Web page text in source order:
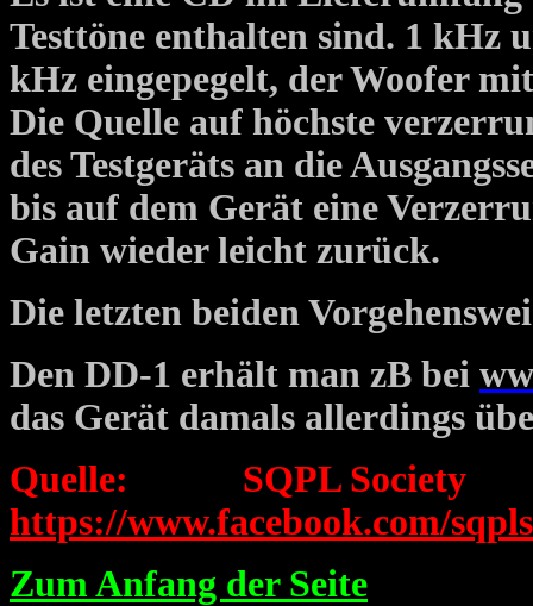
Testtöne enthalten sind. 1 kHz
kHz eingepegelt, der Woofer
Die Quelle auf höchste
des Testgeräts an die
bis auf dem Gerät eine
Gain wieder leicht zurück.
Die letzten beiden
Den DD-1 erhält man zB bei
das Gerät damals allerdings
Quelle: SQPL
https://www.facebook.com/
Zum Anfang der Seite